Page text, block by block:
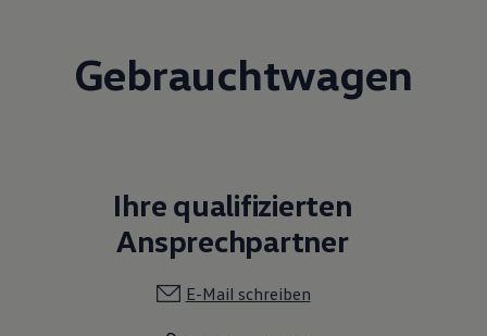
Gebrauchtwagen
Ihre qualifizierten
Ansprechpartner
E-Mail schreiben